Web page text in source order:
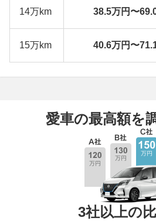
14万km 38.5万円〜
15万km 40.6万円〜
愛車の最高額を
3社以上の